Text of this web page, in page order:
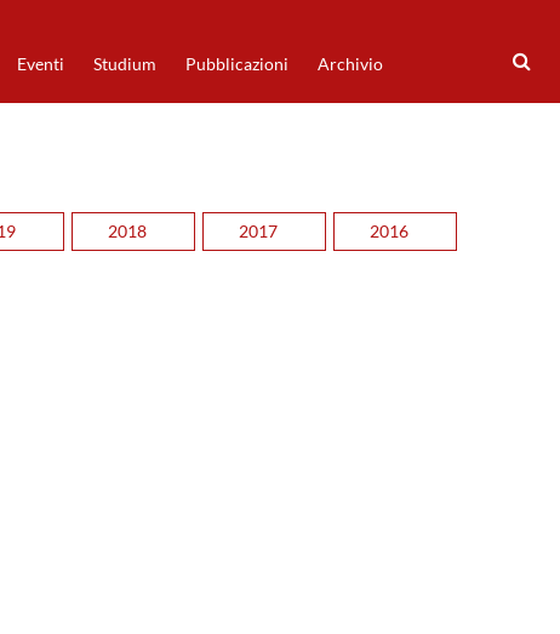
Eventi Studium Pubblicazioni Archivio
2018 2017 2016